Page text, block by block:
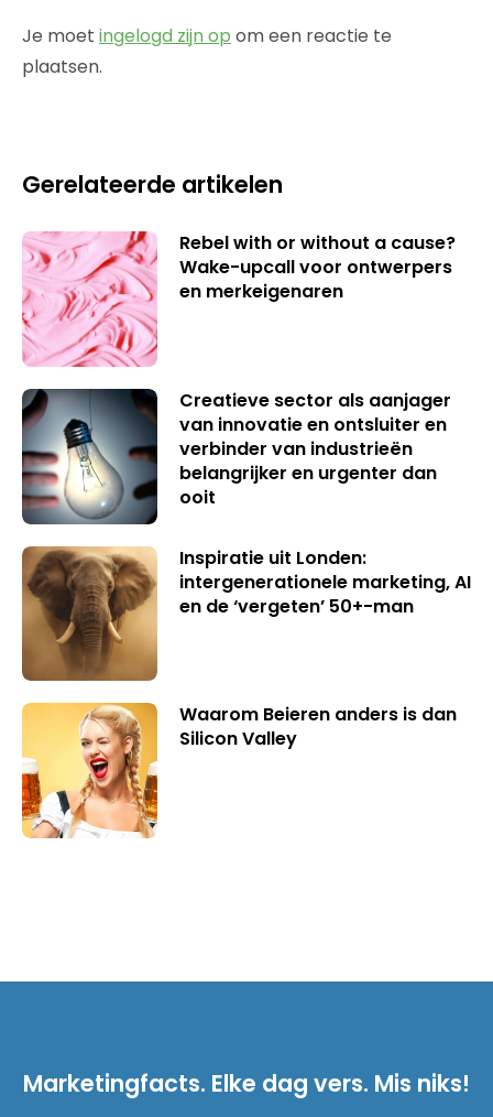
Je moet ingelogd zijn op om een reactie te
plaatsen.
Gerelateerde artikelen
Rebel with or without a cause?
Wake-upcall voor ontwerpers
en merkeigenaren
Creatieve sector als aanjager
van innovatie en ontsluiter en
verbinder van industrieën
belangrijker en urgenter dan
ooit
Inspiratie uit Londen:
intergenerationele marketing, AI
en de ‘vergeten’ 50+-man
Waarom Beieren anders is dan
Silicon Valley
Marketingfacts. Elke dag vers. Mis niks!